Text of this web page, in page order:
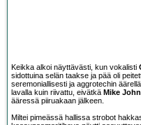
Keikka alkoi näyttävästi, kun vokalisti
sidottuina selän taakse ja pää oli
seremoniallisesti ja aggrotechin
lavalla kuin riivattu, eivätkä Mike
ääressä piiruakaan jälkeen.
Miltei pimeässä hallissa strobot